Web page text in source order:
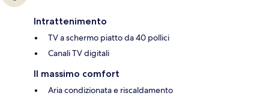
Intrattenimento
TV a schermo piatto da 40 pollici
Canali TV digitali
Il massimo comfort
Aria condizionata e riscaldamento